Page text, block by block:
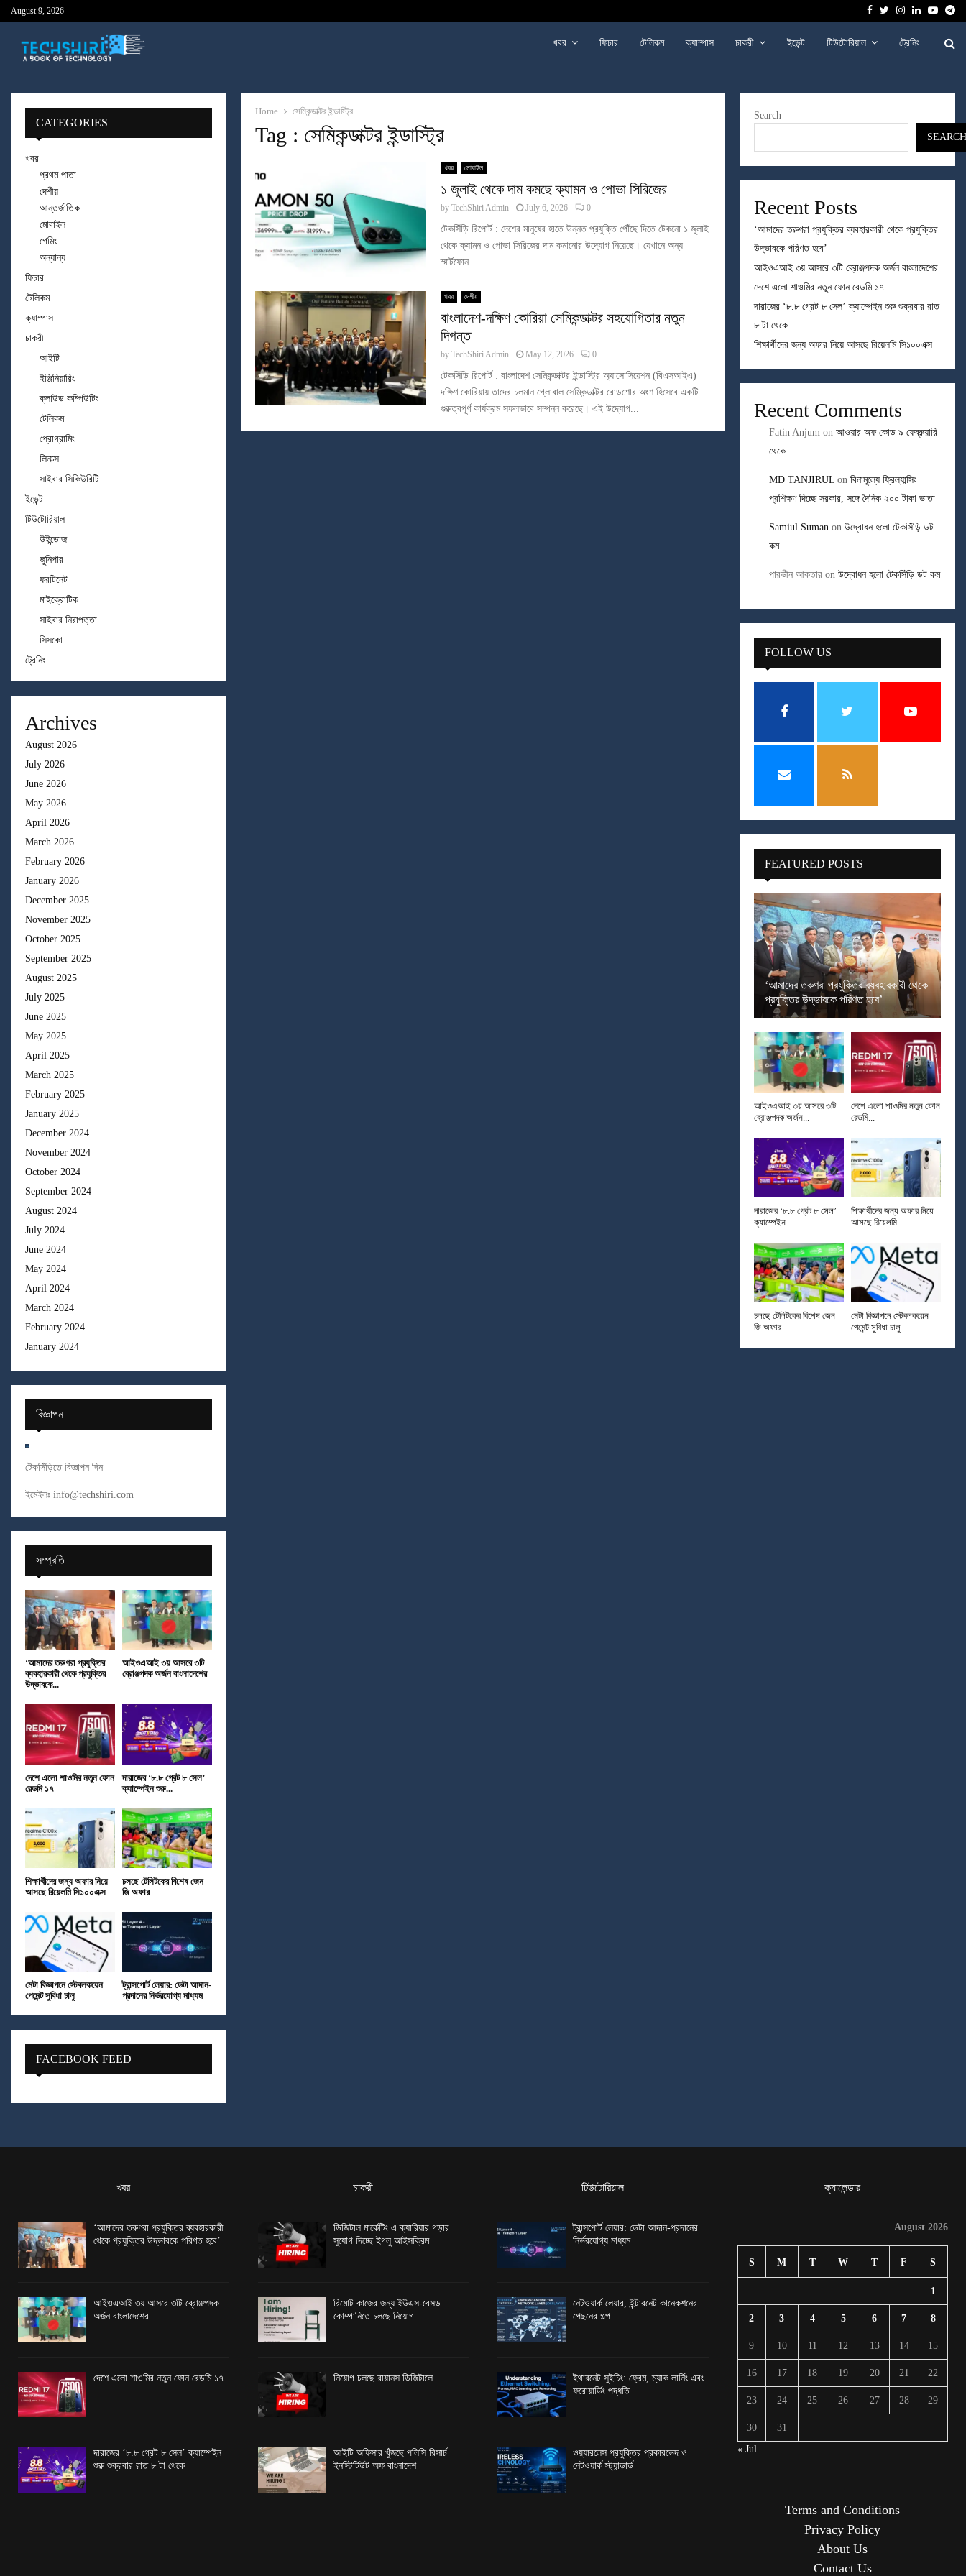
August 9, 2026 FacebookTwitter
Instagram
Linkedin
খবর ফিচার টেলিকম ক্যাম্পাস চাকরী ইভেন্ট টিউটোরিয়াল ট্রেনিং
Home সেমিকন্ডাক্টর ইন্ডাস্ট্রি
Tag : সেমিকন্ডাক্টর ইন্ডাস্ট্রি
খবর মোবাইল
১ জুলাই থেকে দাম কমছে ক্যামন ও পোভা সিরিজের
by TechShiri Admin July 6, 2026 0
টেকসিঁড়ি রিপোর্ট : দেশের মানুষের হাতে উন্নত প্রযুক্তি পৌঁছে দিতে টেকনো ১ জুলাই
থেকে ক্যামন ও পোভা সিরিজের দাম কমানোর উদ্যোগ নিয়েছে। যেখানে অন্য
স্মার্টফোন...
খবর দেশীয়
বাংলাদেশ-দক্ষিণ কোরিয়া সেমিকন্ডাক্টর সহযোগিতার নতুন
দিগন্ত
by TechShiri Admin May 12, 2026 0
টেকসিঁড়ি রিপোর্ট : বাংলাদেশ সেমিকন্ডাক্টর ইন্ডাস্ট্রি অ্যাসোসিয়েশন (বিএসআইএ)
দক্ষিণ কোরিয়ায় তাদের চলমান গ্লোবাল সেমিকন্ডাক্টর রোডশোর অংশ হিসেবে একটি
গুরুত্বপূর্ণ কার্যক্রম সফলভাবে সম্পন্ন করেছে। এই উদ্যোগ...
CATEGORIES
খবর
প্রথম পাতা
দেশীয়
আন্তর্জাতিক
মোবাইল
গেমিং
অন্যান্য
ফিচার
টেলিকম
ক্যাম্পাস
চাকরী
আইটি
ইঞ্জিনিয়ারিং
ক্লাউড কম্পিউটিং
টেলিকম
প্রোগ্রামিং
লিনাক্স
সাইবার সিকিউরিটি
ইভেন্ট
টিউটোরিয়াল
উইন্ডোজ
জুনিপার
ফরটিনেট
মাইক্রোটিক
সাইবার নিরাপত্তা
সিসকো
ট্রেনিং
Archives
August 2026
July 2026
June 2026
May 2026
April 2026
March 2026
February 2026
January 2026
December 2025
November 2025
October 2025
September 2025
August 2025
July 2025
June 2025
May 2025
April 2025
March 2025
February 2025
January 2025
December 2024
November 2024
October 2024
September 2024
August 2024
July 2024
June 2024
May 2024
April 2024
March 2024
February 2024
January 2024
বিজ্ঞাপন
টেকসিঁড়িতে বিজ্ঞাপন দিন
ইমেইলঃ info@techshiri.com
সম্প্রতি
‘আমাদের তরুণরা প্রযুক্তির
ব্যবহারকারী থেকে প্রযুক্তির
উদ্ভাবকে...
আইওএআই ৩য় আসরে ৩টি
ব্রোঞ্জপদক অর্জন বাংলাদেশের
দেশে এলো শাওমির নতুন ফোন
রেডমি ১৭
দারাজের ‘৮.৮ গ্রেট ৮ সেল’
ক্যাম্পেইন শুরু...
শিক্ষার্থীদের জন্য অফার নিয়ে
আসছে রিয়েলমি সি১০০এক্স
চলছে টেলিটকের বিশেষ জেন
জি অফার
মেটা বিজ্ঞাপনে স্টেবলকয়েন
পেমেন্ট সুবিধা চালু
ট্রান্সপোর্ট লেয়ার: ডেটা আদান-
প্রদানের নির্ভরযোগ্য মাধ্যম
FACEBOOK FEED
Search
SEARCH
Recent Posts
‘আমাদের তরুণরা প্রযুক্তির ব্যবহারকারী থেকে প্রযুক্তির
উদ্ভাবকে পরিণত হবে’
আইওএআই ৩য় আসরে ৩টি ব্রোঞ্জপদক অর্জন বাংলাদেশের
দেশে এলো শাওমির নতুন ফোন রেডমি ১৭
দারাজের ‘৮.৮ গ্রেট ৮ সেল’ ক্যাম্পেইন শুরু শুক্রবার রাত
৮ টা থেকে
শিক্ষার্থীদের জন্য অফার নিয়ে আসছে রিয়েলমি সি১০০এক্স
Recent Comments
Fatin Anjum on আওয়ার অফ কোড ৯ ফেব্রুয়ারি
থেকে
MD TANJIRUL on বিনামূল্যে ফ্রিল্যান্সিং
প্রশিক্ষণ দিচ্ছে সরকার, সঙ্গে দৈনিক ২০০ টাকা ভাতা
Samiul Suman on উদ্বোধন হলো টেকসিঁড়ি ডট
কম
পারভীন আকতার on উদ্বোধন হলো টেকসিঁড়ি ডট কম
FOLLOW US
FEATURED POSTS
‘আমাদের তরুণরা প্রযুক্তির ব্যবহারকারী থেকে
প্রযুক্তির উদ্ভাবকে পরিণত হবে’
আইওএআই ৩য় আসরে ৩টি
ব্রোঞ্জপদক অর্জন...
দেশে এলো শাওমির নতুন ফোন
রেডমি...
দারাজের ‘৮.৮ গ্রেট ৮ সেল’
ক্যাম্পেইন...
শিক্ষার্থীদের জন্য অফার নিয়ে
আসছে রিয়েলমি...
চলছে টেলিটকের বিশেষ জেন
জি অফার
মেটা বিজ্ঞাপনে স্টেবলকয়েন
পেমেন্ট সুবিধা চালু
খবর
‘আমাদের তরুণরা প্রযুক্তির ব্যবহারকারী
থেকে প্রযুক্তির উদ্ভাবকে পরিণত হবে’
আইওএআই ৩য় আসরে ৩টি ব্রোঞ্জপদক
অর্জন বাংলাদেশের
দেশে এলো শাওমির নতুন ফোন রেডমি ১৭
দারাজের ‘৮.৮ গ্রেট ৮ সেল’ ক্যাম্পেইন
শুরু শুক্রবার রাত ৮ টা থেকে
চাকরী
ডিজিটাল মার্কেটিং এ ক্যারিয়ার গড়ার
সুযোগ দিচ্ছে ইগলু আইসক্রিম
রিমোট কাজের জন্য ইউএস-বেসড
কোম্পানিতে চলছে নিয়োগ
নিয়োগ চলছে রায়ানস ডিজিটালে
আইটি অফিসার খুঁজছে পলিসি রিসার্চ
ইনস্টিটিউট অফ বাংলাদেশ
টিউটোরিয়াল
ট্রান্সপোর্ট লেয়ার: ডেটা আদান-প্রদানের
নির্ভরযোগ্য মাধ্যম
নেটওয়ার্ক লেয়ার, ইন্টারনেট কানেকশনের
পেছনের গল্প
ইথারনেট সুইচিং: ফ্রেম, ম্যাক লার্নিং এবং
ফরোয়ার্ডিং পদ্ধতি
ওয়্যারলেস প্রযুক্তির প্রকারভেদ ও
নেটওয়ার্ক স্ট্যান্ডার্ড
ক্যালেন্ডার
August 2026
S M T W T F S
1
2 3 4 5 6 7 8
9 10 11 12 13 14 15
16 17 18 19 20 21 22
23 24 25 26 27 28 29
30
31
« Jul
Terms and Conditions
Privacy Policy
About Us
Contact Us